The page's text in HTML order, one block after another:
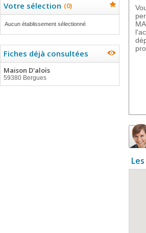
Votre sélection (0)
Aucun établissement sélectionné
Fiches déjà consultées
Maison D'aloïs
59380 Bergues